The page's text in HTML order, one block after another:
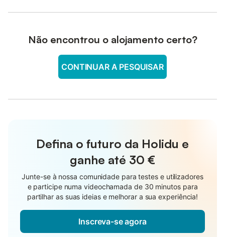
Não encontrou o alojamento certo?
CONTINUAR A PESQUISAR
Defina o futuro da Holidu e
ganhe até 30 €
Junte-se à nossa comunidade para testes e utilizadores
e participe numa videochamada de 30 minutos para
partilhar as suas ideias e melhorar a sua experiência!
Inscreva-se agora